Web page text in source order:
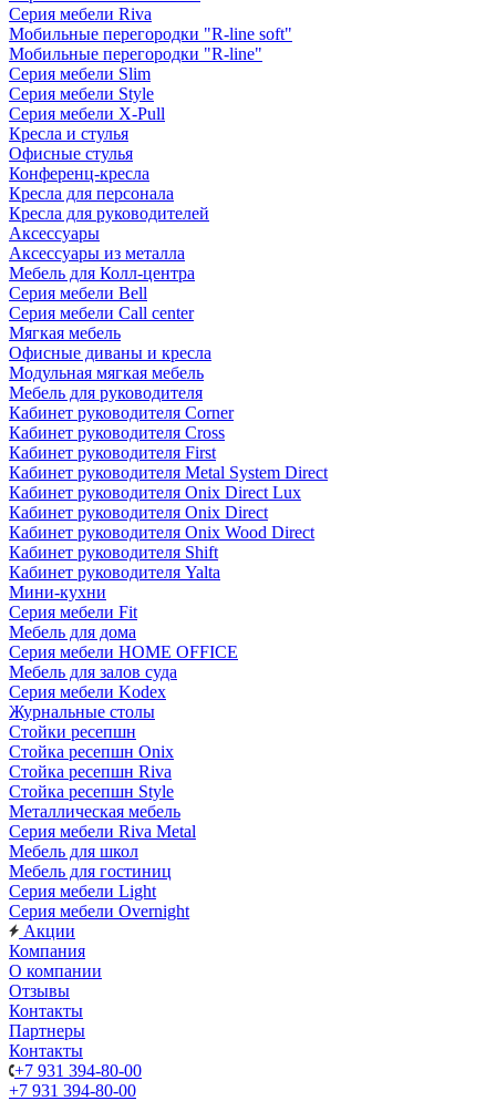
Серия мебели Riva
Мобильные перегородки "R-line soft"
Мобильные перегородки "R-line"
Серия мебели Slim
Серия мебели Style
Серия мебели X-Pull
Кресла и стулья
Офисные стулья
Конференц-кресла
Кресла для персонала
Кресла для руководителей
Аксессуары
Аксессуары из металла
Мебель для Колл-центра
Серия мебели Bell
Серия мебели Call center
Мягкая мебель
Офисные диваны и кресла
Модульная мягкая мебель
Мебель для руководителя
Кабинет руководителя Corner
Кабинет руководителя Cross
Кабинет руководителя First
Кабинет руководителя Metal System Direct
Кабинет руководителя Onix Direct Lux
Кабинет руководителя Onix Direct
Кабинет руководителя Onix Wood Direct
Кабинет руководителя Shift
Кабинет руководителя Yalta
Мини-кухни
Серия мебели Fit
Мебель для дома
Серия мебели HOME OFFICE
Мебель для залов суда
Серия мебели Kodex
Журнальные столы
Стойки ресепшн
Стойка ресепшн Onix
Стойка ресепшн Riva
Стойка ресепшн Style
Металлическая мебель
Серия мебели Riva Metal
Мебель для школ
Мебель для гостиниц
Серия мебели Light
Серия мебели Overnight
Акции
Компания
О компании
Отзывы
Контакты
Партнеры
Контакты
+7 931 394-80-00
+7 931 394-80-00